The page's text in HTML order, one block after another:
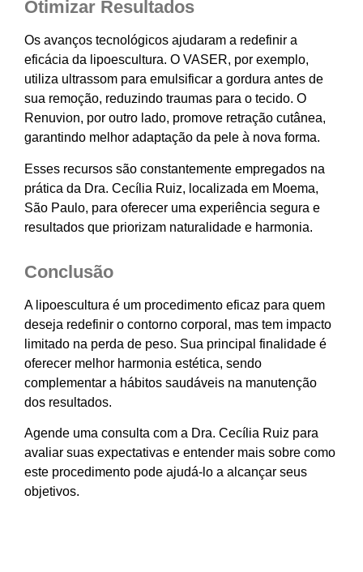
Otimizar Resultados
Os avanços tecnológicos ajudaram a redefinir a
eficácia da lipoescultura. O VASER, por exemplo,
utiliza ultrassom para emulsificar a gordura antes de
sua remoção, reduzindo traumas para o tecido. O
Renuvion, por outro lado, promove retração cutânea,
garantindo melhor adaptação da pele à nova forma.
Esses recursos são constantemente empregados na
prática da Dra. Cecília Ruiz, localizada em Moema,
São Paulo, para oferecer uma experiência segura e
resultados que priorizam naturalidade e harmonia.
Conclusão
A lipoescultura é um procedimento eficaz para quem
deseja redefinir o contorno corporal, mas tem impacto
limitado na perda de peso. Sua principal finalidade é
oferecer melhor harmonia estética, sendo
complementar a hábitos saudáveis na manutenção
dos resultados.
Agende uma consulta com a Dra. Cecília Ruiz para
avaliar suas expectativas e entender mais sobre como
este procedimento pode ajudá-lo a alcançar seus
objetivos.